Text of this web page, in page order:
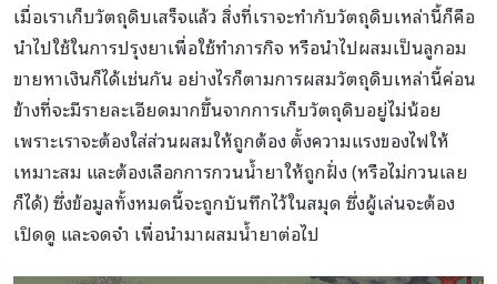
เมื่อเราเก็บวัตถุดิบเสร็จแล้ว สิ่งที่เราจะทำกับวัตถุดิบเหล่านี้ก็คือ
นำไปใช้ในการปรุงยาเพื่อใช้ทำภารกิจ หรือนำไปผสมเป็นลูกอม
ขายหาเงินก็ได้เช่นกัน อย่างไรก็ตามการผสมวัตถุดิบเหล่านี้ค่อน
ข้างที่จะมีรายละเอียดมากขึ้นจากการเก็บวัตถุดิบอยู่ไม่น้อย
เพราะเราจะต้องใส่ส่วนผสมให้ถูกต้อง ตั้งความแรงของไฟให้
เหมาะสม และต้องเลือกการกวนน้ำยาให้ถูกฝั่ง (หรือไม่กวนเลย
ก็ได้) ซึ่งข้อมูลทั้งหมดนี้จะถูกบันทึกไว้ในสมุด ซึ่งผู้เล่นจะต้อง
เปิดดู และจดจำ เพื่อนำมาผสมน้ำยาต่อไป